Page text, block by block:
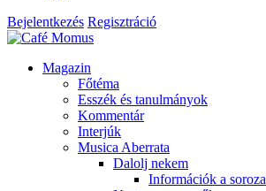
Bejelentkezés Regisztráció
Magazin
Főtéma
Esszék és tanulmányok
Kommentár
Interjúk
Musica Aberrata
Dalolj nekem
Információk a